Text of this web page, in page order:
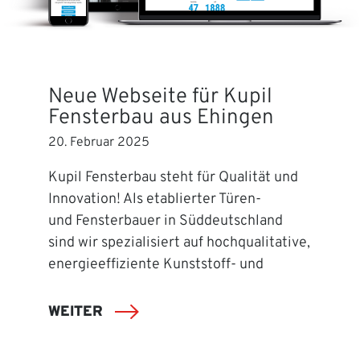
Neue Webseite für Kupil
Fensterbau aus Ehingen
20. Februar 2025
Kupil Fensterbau steht für Qualität und
Innovation! Als etablierter Türen-
und Fensterbauer in Süddeutschland
sind wir spezialisiert auf hochqualitative,
energieeffiziente Kunststoff- und
WEITER